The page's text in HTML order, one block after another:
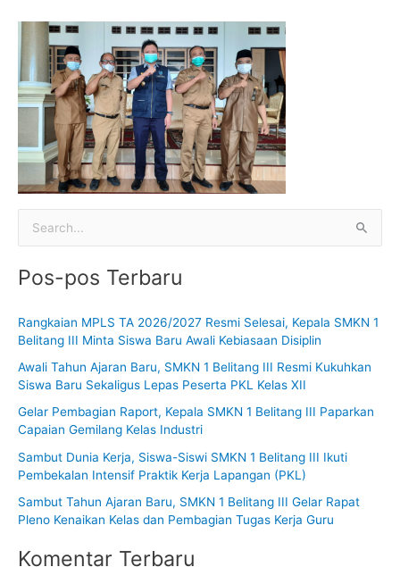
u
t
k
Pos-pos Terbaru
Rangkaian MPLS TA 2026/2027 Resmi Selesai, Kepala SMKN 1
Belitang III Minta Siswa Baru Awali Kebiasaan Disiplin
Awali Tahun Ajaran Baru, SMKN 1 Belitang III Resmi Kukuhkan
Siswa Baru Sekaligus Lepas Peserta PKL Kelas XII
Gelar Pembagian Raport, Kepala SMKN 1 Belitang III Paparkan
Capaian Gemilang Kelas Industri
Sambut Dunia Kerja, Siswa-Siswi SMKN 1 Belitang III Ikuti
Pembekalan Intensif Praktik Kerja Lapangan (PKL)
Sambut Tahun Ajaran Baru, SMKN 1 Belitang III Gelar Rapat
Pleno Kenaikan Kelas dan Pembagian Tugas Kerja Guru
Komentar Terbaru